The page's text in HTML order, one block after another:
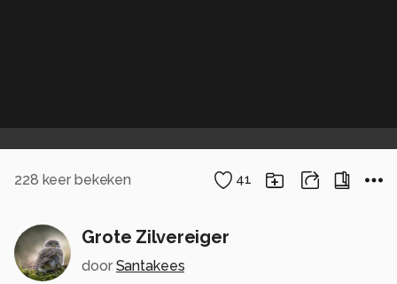
228 keer bekeken 41
Grote Zilvereiger
door Santakees